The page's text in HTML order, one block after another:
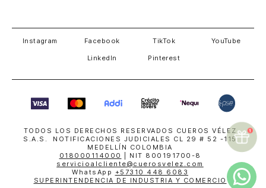
Instagram Facebook TikTok YouTube
LinkedIn Pinterest
TODOS LOS DERECHOS RESERVADOS CUEROS VÉLEZ
S.A.S. NOTIFICACIONES JUDICIALES CL 29 # 52 -115
MEDELLÍN COLOMBIA
018000114000
| NIT 800191700-8
servicioalcliente@cuerosvelez.com
WhatsApp +57310 448 6083
SUPERINTENDENCIA DE INDUSTRIA Y COMERCIO